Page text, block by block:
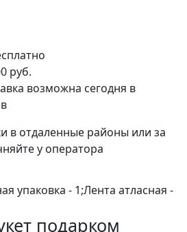
руб.
возможна сегодня в
в отдаленные районы или за
у оператора
упаковка - 1;Лента атласная -
подарком